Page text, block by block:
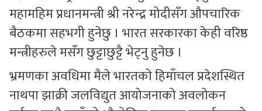
महामहिम प्रधानमन्त्री श्री नरेन्द्र मोदीसँग औपचारिक
बैठकमा सहभगी हुनेछु । भारत सरकारका केही वरिष्ठ
मन्त्रीहरुले मसँग छुट्टाछुट्टै भेट्नु हुनेछ ।
भ्रमणका अवधिमा मैले भारतको हिमाँचल प्रदेशस्थित
नाथपा झाक्री जलविद्युत आयोजनाको अवलोकन